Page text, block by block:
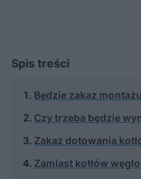
Spis treści
Będzie zakaz
Czy trzeba będzie
Zakaz dotowania
Zamiast kotłów